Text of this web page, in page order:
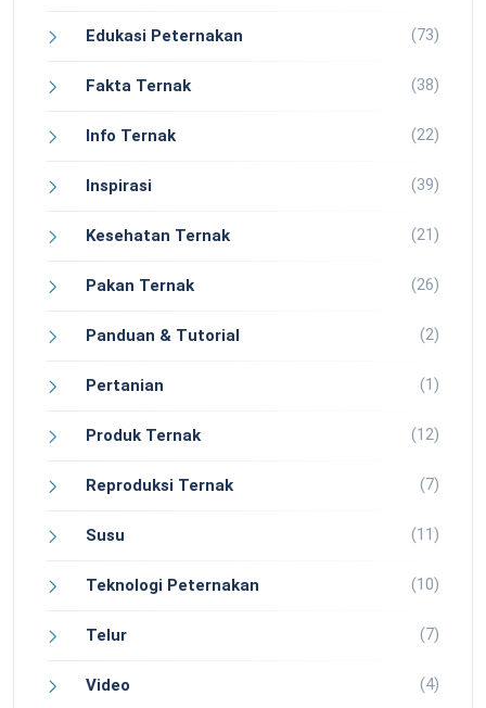
Edukasi Peternakan (73)
Fakta Ternak (38)
Info Ternak (22)
Inspirasi (39)
Kesehatan Ternak (21)
Pakan Ternak (26)
Panduan & Tutorial (2)
Pertanian (1)
Produk Ternak (12)
Reproduksi Ternak (7)
Susu (11)
Teknologi Peternakan (10)
Telur (7)
Video (4)